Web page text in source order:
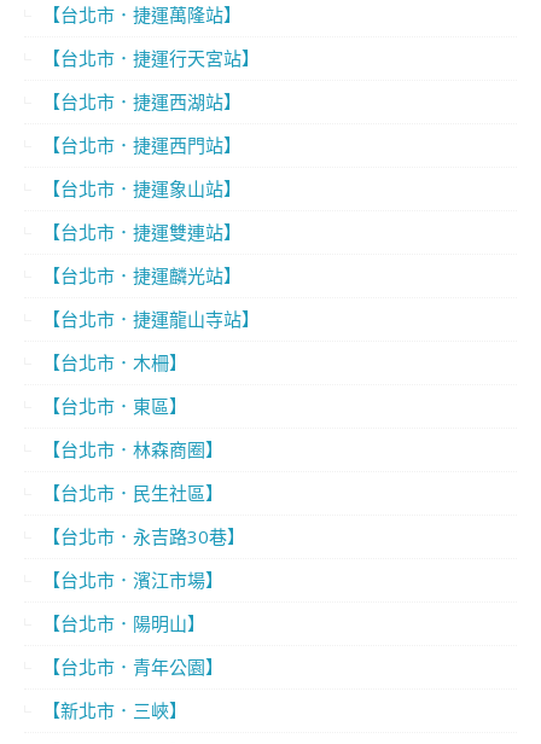
【台北市．捷運萬隆站】
【台北市．捷運行天宮站】
【台北市．捷運西湖站】
【台北市．捷運西門站】
【台北市．捷運象山站】
【台北市．捷運雙連站】
【台北市．捷運麟光站】
【台北市．捷運龍山寺站】
【台北市．木柵】
【台北市．東區】
【台北市．林森商圈】
【台北市．民生社區】
【台北市．永吉路30巷】
【台北市．濱江市場】
【台北市．陽明山】
【台北市．青年公園】
【新北市．三峽】